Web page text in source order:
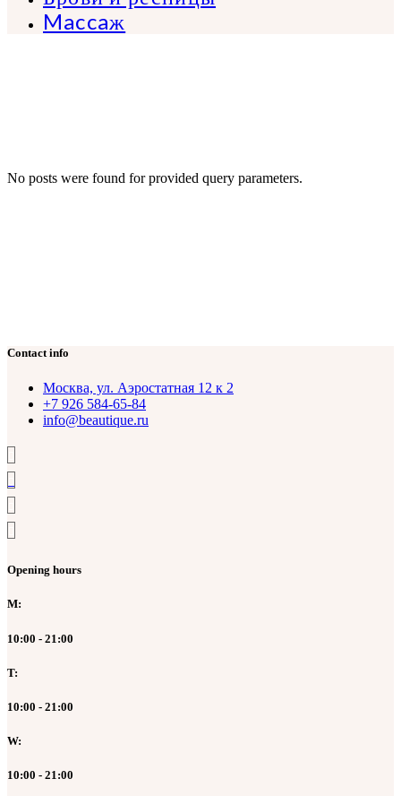
Maccaж
No posts were found for provided query parameters.
Contact info
Москва, ул. Аэростатная 12 к 2
+7 926 584-65-84
info@beautique.ru
Opening hours
M:
10:00 - 21:00
T:
10:00 - 21:00
W:
10:00 - 21:00